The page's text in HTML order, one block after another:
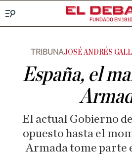
FUNDADO EN 1910
TRIBUNAJOSÉ ANDRÉS
España, el
El actual Gobierno
opuesto hasta el
Armada tome parte